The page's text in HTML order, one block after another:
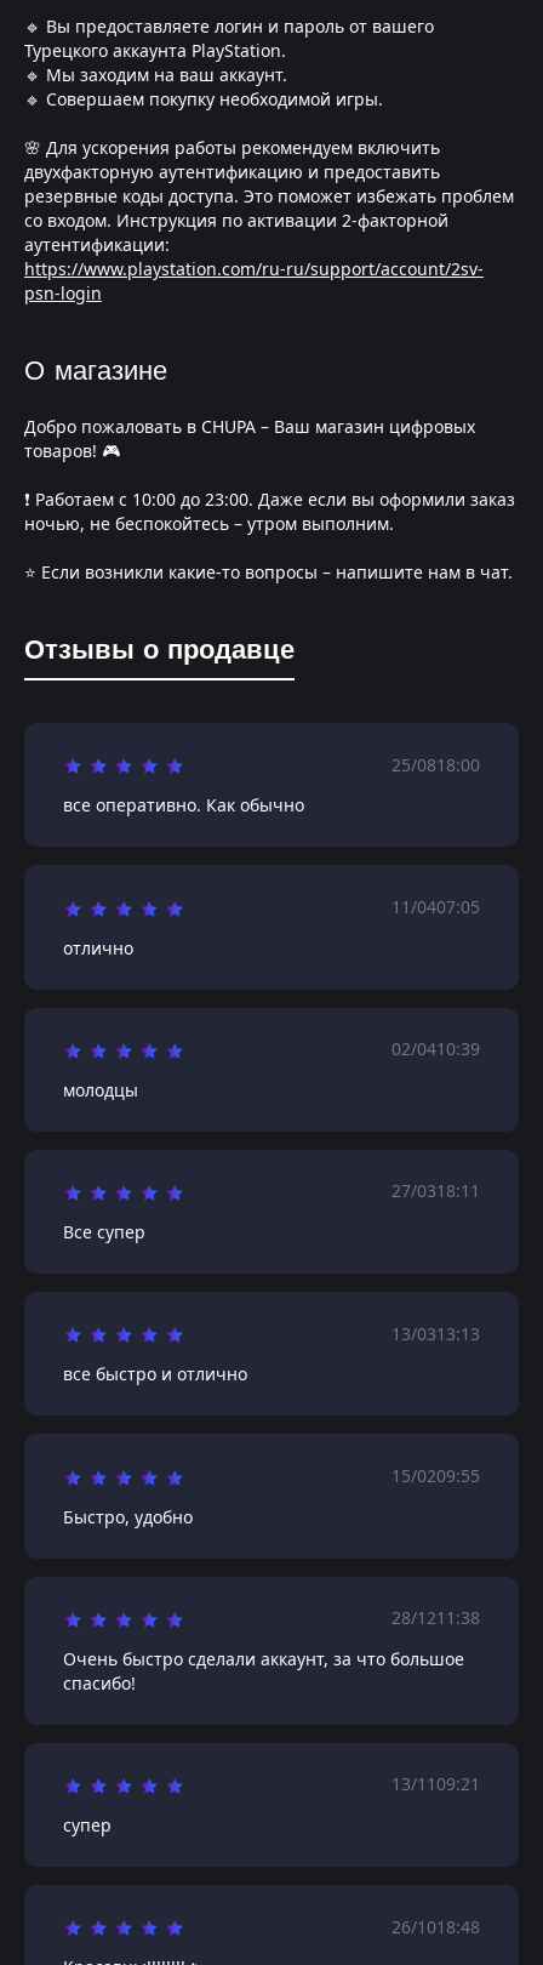
🔹 Вы предоставляете логин и пароль от вашего
Турецкого аккаунта PlayStation.
🔹 Мы заходим на ваш аккаунт.
🔹 Совершаем покупку необходимой игры.
🌸 Для ускорения работы рекомендуем включить
двухфакторную аутентификацию и предоставить
резервные коды доступа. Это поможет избежать проблем
со входом. Инструкция по активации 2-факторной
аутентификации:
https://www.playstation.com/ru-ru/support/account/2sv-
psn-login
О магазине
Добро пожаловать в CHUPA – Ваш магазин цифровых
товаров! 🎮
❗️ Работаем с 10:00 до 23:00. Даже если вы оформили заказ
ночью, не беспокойтесь – утром выполним.
⭐️ Если возникли какие-то вопросы – напишите нам в чат.
Отзывы о продавце
25/0818:00
все оперативно. Как обычно
11/0407:05
отлично
02/0410:39
молодцы
27/0318:11
Все супер
13/0313:13
все быстро и отлично
15/0209:55
Быстро, удобно
28/1211:38
Очень быстро сделали аккаунт, за что большое
спасибо!
13/1109:21
супер
26/1018:48